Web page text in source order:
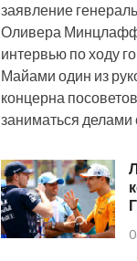
заявление
Оливера
интервью по ходу
Майами один из
концерна
заниматься